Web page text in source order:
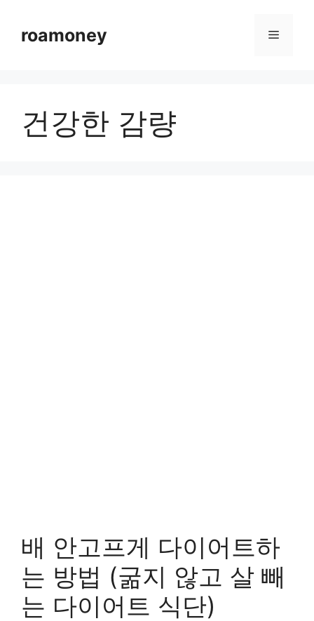
roamoney 메
건강한 감량
배 안고프게 다이어트하
는 방법 (굶지 않고 살 빼
는 다이어트 식단)